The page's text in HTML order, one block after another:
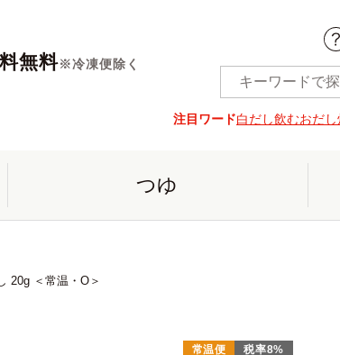
無料※冷凍便除く
注目ワード白だし飲むおだし
つゆ
20g ＜常温・O＞
常温便 税率8%